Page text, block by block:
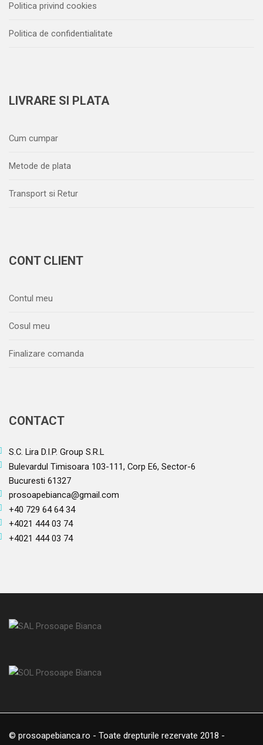
Politica privind cookies
Politica de confidentialitate
LIVRARE SI PLATA
Cum cumpar
Metode de plata
Transport si Retur
CONT CLIENT
Contul meu
Cosul meu
Finalizare comanda
CONTACT
S.C. Lira D.I.P. Group S.R.L
Bulevardul Timisoara 103-111, Corp E6, Sector-6
Bucuresti 61327
prosoapebianca@gmail.com
+40 729 64 64 34
+4021 444 03 74
+4021 444 03 74
© prosoapebianca.ro - Toate drepturile rezervate 2018 -